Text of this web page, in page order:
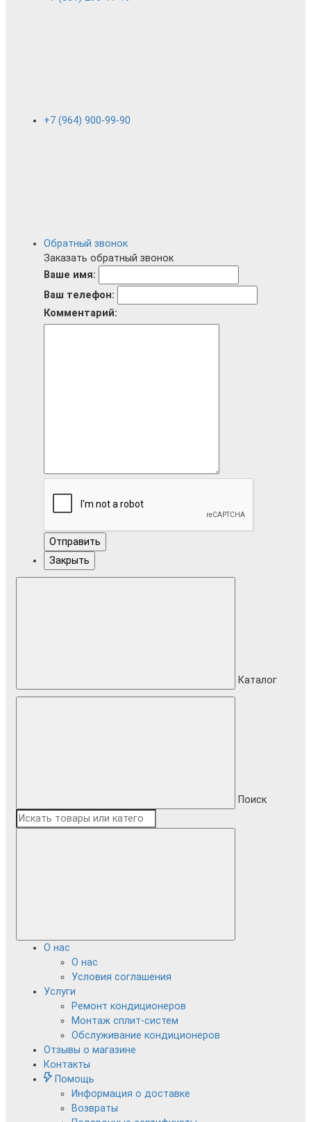
+7 (964) 900-99-90
Обратный звонок
Заказать обратный звонок
Ваше имя:
Ваш телефон:
Комментарий:
Отправить
Закрыть
Каталог
Поиск
О нас
О нас
Условия соглашения
Услуги
Ремонт кондиционеров
Монтаж сплит-систем
Обслуживание кондиционеров
Отзывы о магазине
Контакты
Помощь
Информация о доставке
Возвраты